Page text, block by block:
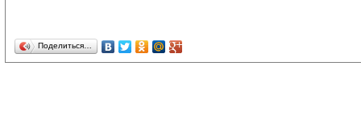
Поделиться…